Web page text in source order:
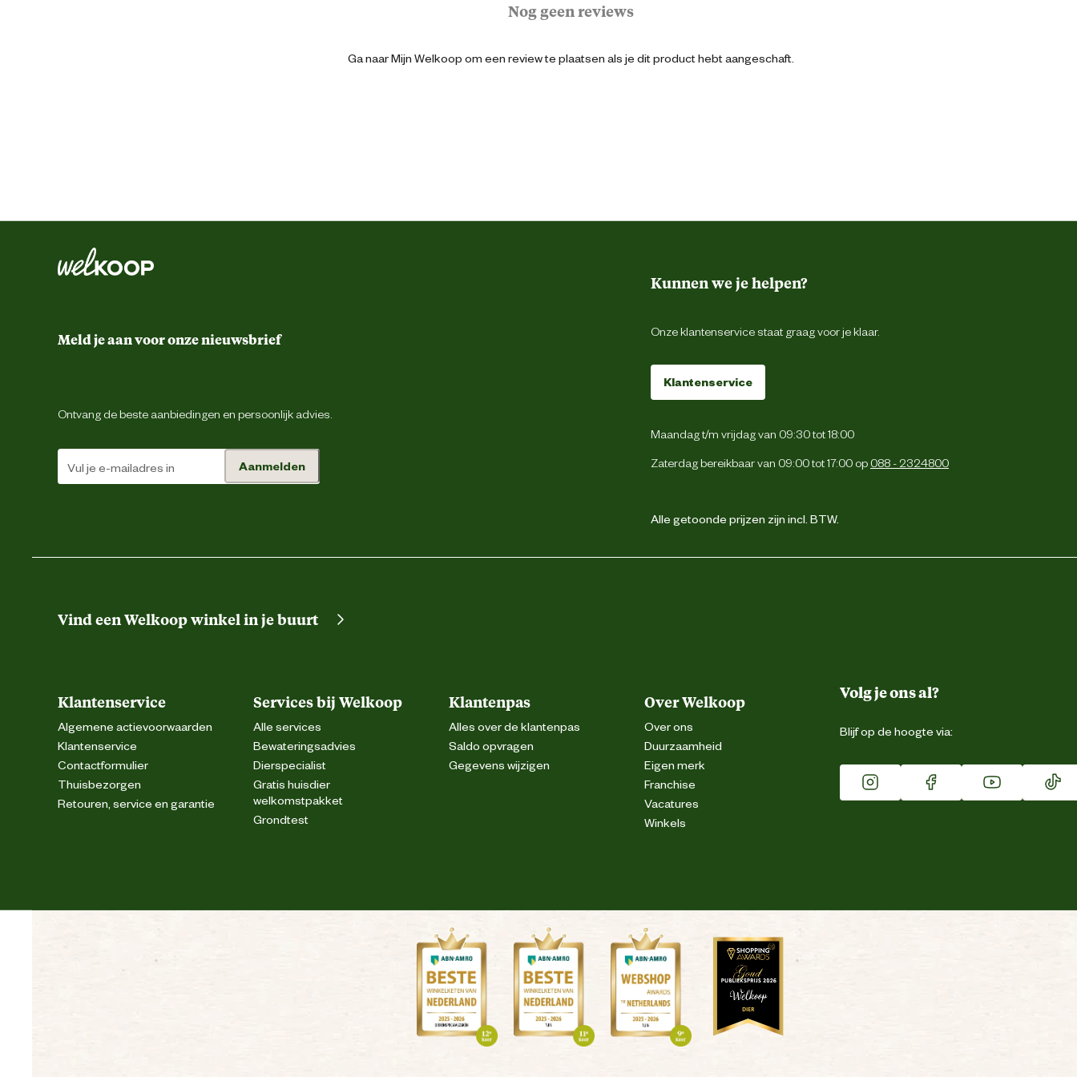
Techniek & Eigenschappen
Materiaal & Samenstelling
Materiaal bovenkant schoen
Materiaal zool
Verantwoordelijke marktdeelnemer naam SafetyJogger
Verantwoordelijke marktdeelnemer postadres Meersbloem 42 Oudenaarde
Verantwoordelijke marktdeelnemer mailadres
Nog geen reviews
Ga naar Mijn Welkoop om een review te plaatsen als je dit product hebt aangeschaft.
Meld je aan voor onze nieuwsbrief
Ontvang de beste aanbiedingen en persoonlijk advies.
Aanmelden
Kunnen we je helpen?
Onze klantenservice staat graag voor je klaar.
Klantenservice
Maandag t/m vrijdag van 09:30 tot 18:00
Zaterdag bereikbaar van 09:00 tot 17:00 op 088 - 2324800
Alle getoonde prijzen zijn incl. BTW.
Vind een Welkoop winkel in je buurt
Klantenservice
Algemene actievoorwaarden
Klantenservice
Contactformulier
Thuisbezorgen
Retouren, service en garantie
Services bij Welkoop
Alle services
Bewateringsadvies
Dierspecialist
Gratis huisdier
welkomstpakket
Grondtest
Klantenpas
Alles over de klantenpas
Saldo opvragen
Gegevens wijzigen
Over Welkoop
Over ons
Duurzaamheid
Eigen merk
Franchise
Vacatures
Winkels
Volg je ons al?
Blijf op de hoogte via: